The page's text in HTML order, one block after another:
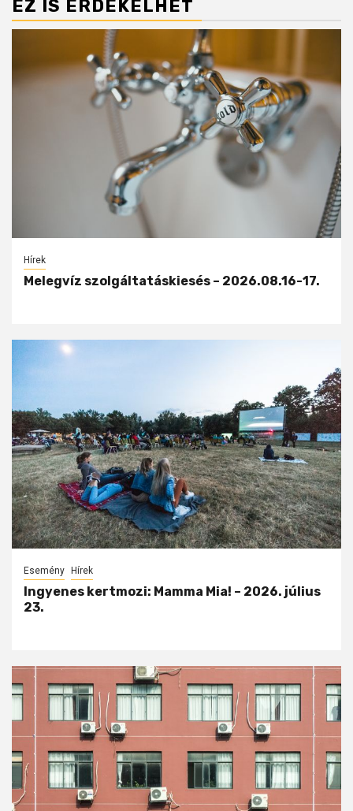
EZ IS ÉRDEKELHET
Hírek
Melegvíz szolgáltatáskiesés – 2026.08.16-17.
Esemény Hírek
Ingyenes kertmozi: Mamma Mia! – 2026. július
23.